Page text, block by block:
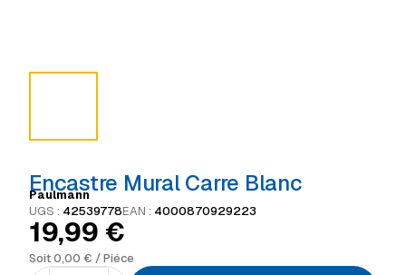
Encastre Mural Carre Blanc
Paulmann
UGS : 42539778EAN : 4000870929223
19,99 €
Soit0,00 € / Piéce